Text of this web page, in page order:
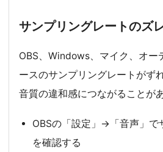
サンプリングレートのズ
OBS、Windows、マイク、オー
ースのサンプリングレートがず
音質の違和感につながることが
OBSの「設定」→「音声」で
を確認する